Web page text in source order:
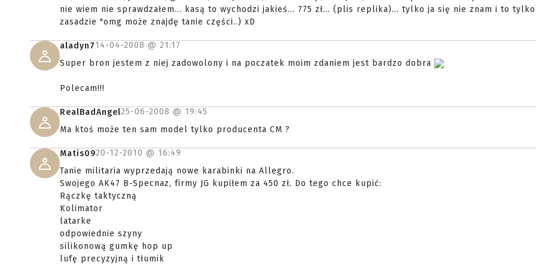
nie wiem nie sprawdzałem... kasą to wychodzi jakieś... 775 zł... (plis replika)... tylko ja się nie znam i to
zasadzie "omg może znajdę tanie części..) xD
aladyn714-04-2008 @ 21:17
Super bron jestem z niej zadowolony i na poczatek moim zdaniem jest bardzo dobra
Polecam!!!
RealBadAngel25-06-2008 @ 19:45
Ma ktoś może ten sam model tylko producenta CM ?
Matis0920-12-2010 @ 16:49
Tanie militaria wyprzedają nowe karabinki na Allegro.
Swojego AK47 B-Specnaz, firmy JG kupiłem za 450 zł. Do tego chce kupić:
Rączkę taktyczną
Kolimator
latarke
odpowiednie szyny
silikonową gumkę hop up
lufę precyzyjną i tłumik